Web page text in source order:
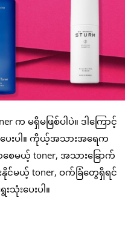
က မရှိမဖြစ်ပါပဲ။ ဒါကြောင့်
ပေးပါ။ ကိုယ့်အသားအရေက
မယ့် toner, အသားခြောက်
နိုင်မယ့် toner, ဝက်ခြံတွေရှိရင်
းပေးပါ။